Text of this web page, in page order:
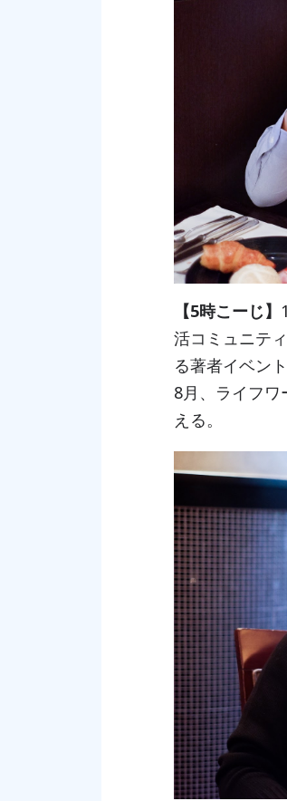
【5時こーじ】
活コミュニテ
る著者イベン
8月、ライフ
える。